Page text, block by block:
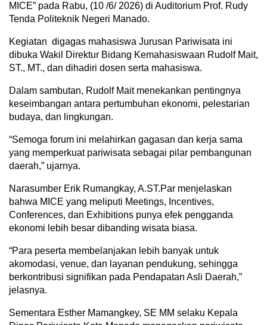
MICE” pada Rabu, (10 /6/ 2026) di Auditorium Prof. Rudy
Tenda Politeknik Negeri Manado.
Kegiatan digagas mahasiswa Jurusan Pariwisata ini
dibuka Wakil Direktur Bidang Kemahasiswaan Rudolf Mait,
ST., MT., dan dihadiri dosen serta mahasiswa.
Dalam sambutan, Rudolf Mait menekankan pentingnya
keseimbangan antara pertumbuhan ekonomi, pelestarian
budaya, dan lingkungan.
“Semoga forum ini melahirkan gagasan dan kerja sama
yang memperkuat pariwisata sebagai pilar pembangunan
daerah,” ujarnya.
Narasumber Erik Rumangkay, A.ST.Par menjelaskan
bahwa MICE yang meliputi Meetings, Incentives,
Conferences, dan Exhibitions punya efek pengganda
ekonomi lebih besar dibanding wisata biasa.
“Para peserta membelanjakan lebih banyak untuk
akomodasi, venue, dan layanan pendukung, sehingga
berkontribusi signifikan pada Pendapatan Asli Daerah,”
jelasnya.
Sementara Esther Mamangkey, SE MM selaku Kepala